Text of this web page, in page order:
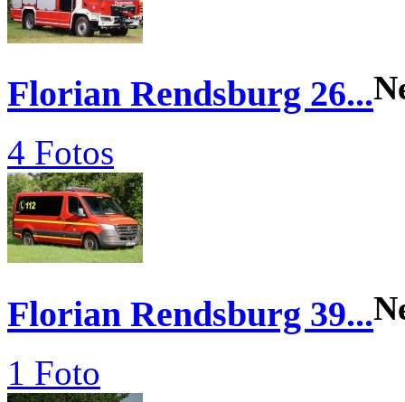
Florian Rendsburg 26...
4 Fotos
Florian Rendsburg 39...
1 Foto